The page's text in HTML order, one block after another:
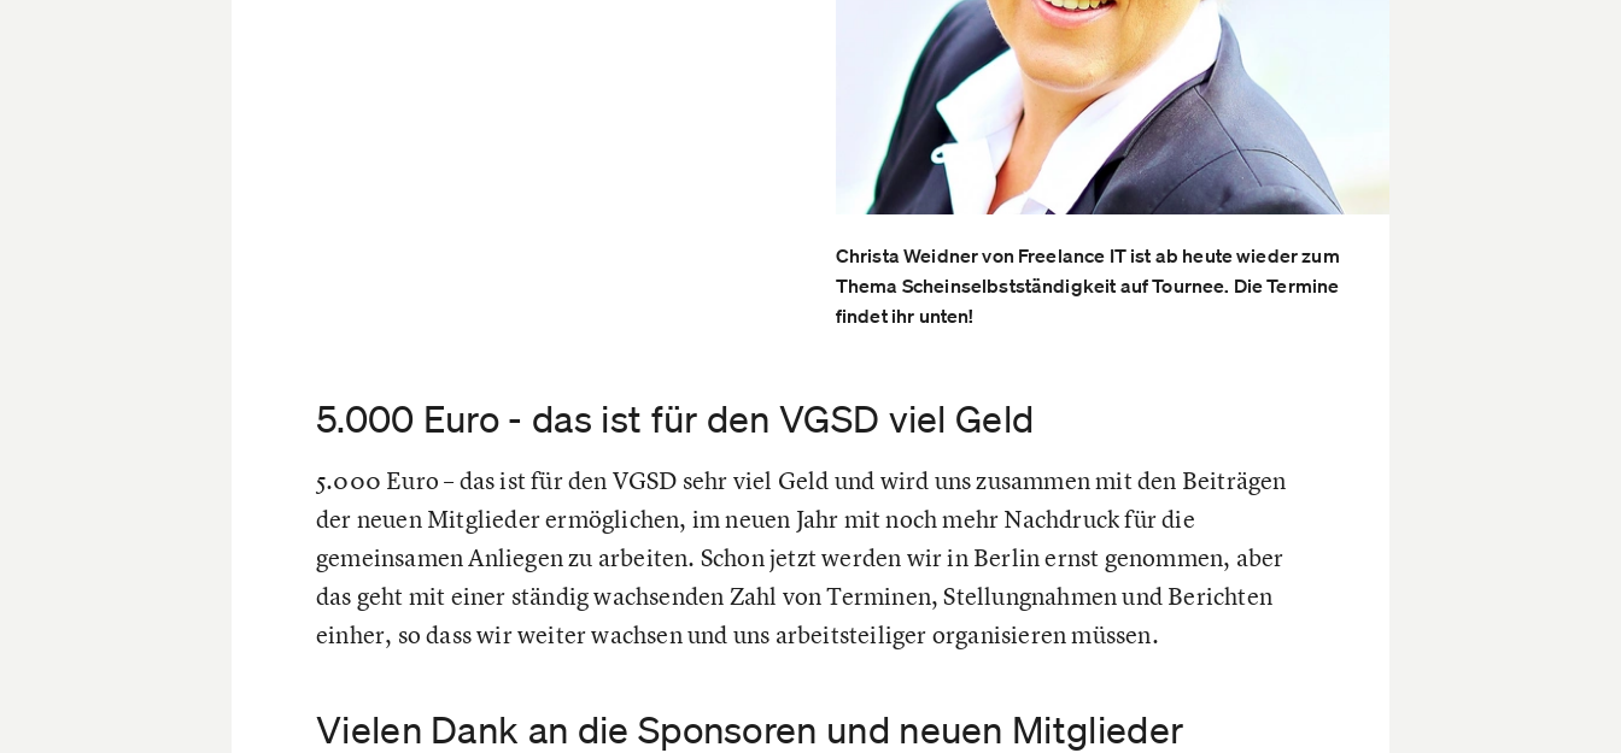
Christa Weidner von Freelance IT ist ab heute wieder zum
Thema Scheinselbstständigkeit auf Tournee. Die Termine
findet ihr unten!
5.000 Euro - das ist für den VGSD viel Geld
5.000 Euro – das ist für den VGSD sehr viel Geld und wird uns zusammen mit den Beiträgen
der neuen Mitglieder ermöglichen, im neuen Jahr mit noch mehr Nachdruck für die
gemeinsamen Anliegen zu arbeiten. Schon jetzt werden wir in Berlin ernst genommen, aber
das geht mit einer ständig wachsenden Zahl von Terminen, Stellungnahmen und Berichten
einher, so dass wir weiter wachsen und uns arbeitsteiliger organisieren müssen.
Vielen Dank an die Sponsoren und neuen Mitglieder